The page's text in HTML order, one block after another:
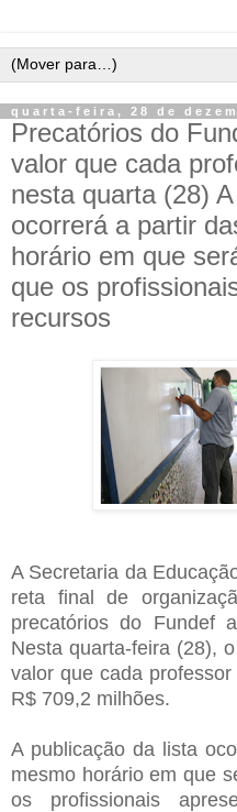
quarta-feira, 28 de
Precatórios do
valor que cada
nesta quarta (28)
ocorrerá a partir
horário em que
que os
recursos
A Secretaria da
reta final de
precatórios do Fundef
Nesta quarta-feira (28),
valor que cada
R$ 709,2 milhões.
A publicação da lista
mesmo horário em que
os profissionais